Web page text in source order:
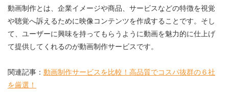
動画制作とは、企業イメージや商品、サービスなどの特徴を視覚
や聴覚へ訴えるために映像コンテンツを作成することです。そし
て、ユーザーに興味を持ってもらうように動画を魅力的に仕上げ
て提供してくれるのが動画制作サービスです。
関連記事： 動画制作サービスを比較！高品質でコスパ抜群の６社
を厳選！